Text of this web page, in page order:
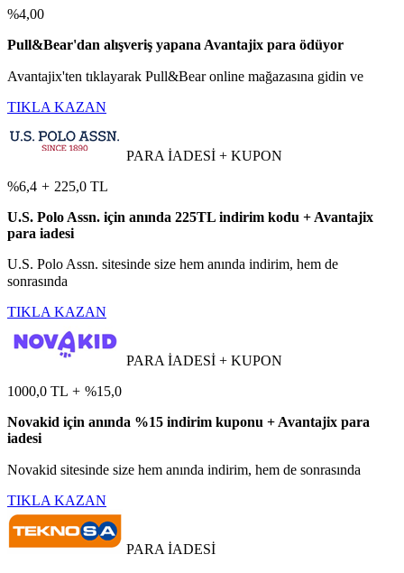
%4,00
Pull&Bear'dan alışveriş yapana Avantajix para ödüyor
Avantajix'ten tıklayarak Pull&Bear online mağazasına gidin ve
TIKLA KAZAN
PARA İADESİ + KUPON
%6,4 + 225,0 TL
U.S. Polo Assn. için anında 225TL indirim kodu + Avantajix
para iadesi
U.S. Polo Assn. sitesinde size hem anında indirim, hem de
sonrasında
TIKLA KAZAN
PARA İADESİ + KUPON
1000,0 TL + %15,0
Novakid için anında %15 indirim kuponu + Avantajix para
iadesi
Novakid sitesinde size hem anında indirim, hem de sonrasında
TIKLA KAZAN
PARA İADESİ